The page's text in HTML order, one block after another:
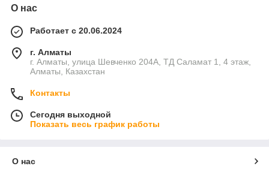
О нас
Работает с 20.06.2024
г. Алматы
г. Алматы, улица Шевченко 204А, ТД Саламат 1, 4 этаж,
Алматы, Казахстан
Контакты
Сегодня выходной
Показать весь график работы
О нас